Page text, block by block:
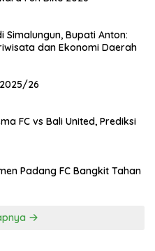
Simalungun, Bupati Anton:
dan Ekonomi Daerah
26
FC vs Bali United, Prediksi
Padang FC Bangkit Tahan